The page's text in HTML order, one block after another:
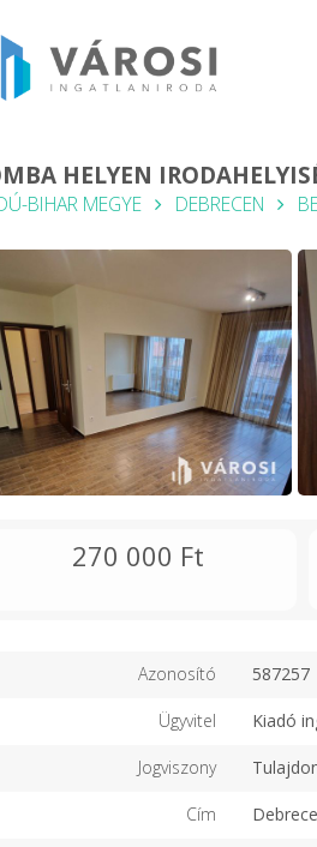
HELYEN
BIHAR MEGYE DEBRECEN
270 000 Ft
Azonosító 587257
Ügyvitel Kiadó
Jogviszony
Cím